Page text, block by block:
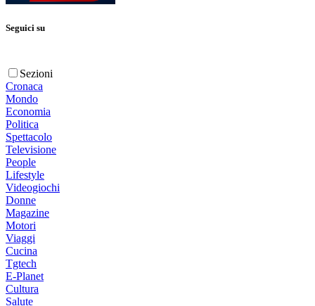
Seguici su
Sezioni
Cronaca
Mondo
Economia
Politica
Spettacolo
Televisione
People
Lifestyle
Videogiochi
Donne
Magazine
Motori
Viaggi
Cucina
Tgtech
E-Planet
Cultura
Salute